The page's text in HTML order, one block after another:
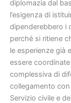
diplomazia dal
l’esigenza di
dipenderebbero i
perché si ritiene
le esperienze già
essere
complessiva di
collegamento
Servizio civile e